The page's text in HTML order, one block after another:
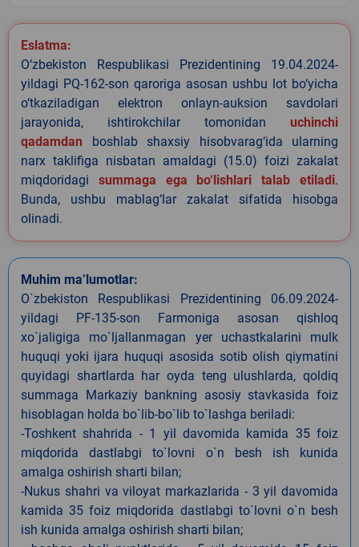
Eslatma:
O‘zbekiston Respublikasi Prezidentining 19.04.2024-
yildagi PQ-162-son qaroriga asosan ushbu lot bo‘yicha
o‘tkaziladigan elektron onlayn-auksion savdolari
jarayonida, ishtirokchilar tomonidan uchinchi
qadamdan boshlab shaxsiy hisobvarag‘ida ularning
narx taklifiga nisbatan amaldagi (15.0) foizi zakalat
miqdoridagi summaga ega bo‘lishlari talab etiladi.
Bunda, ushbu mablag‘lar zakalat sifatida hisobga
olinadi.
Muhim ma’lumotlar:
O`zbekiston Respublikasi Prezidentining 06.09.2024-
yildagi PF-135-son Farmoniga asosan qishloq
xo`jaligiga mo`ljallanmagan yer uchastkalarini mulk
huquqi yoki ijara huquqi asosida sotib olish qiymatini
quyidagi shartlarda har oyda teng ulushlarda, qoldiq
summaga Markaziy bankning asosiy stavkasida foiz
hisoblagan holda bo`lib-bo`lib to`lashga beriladi:
-Toshkent shahrida - 1 yil davomida kamida 35 foiz
miqdorida dastlabgi to`lovni o`n besh ish kunida
amalga oshirish sharti bilan;
-Nukus shahri va viloyat markazlarida - 3 yil davomida
kamida 35 foiz miqdorida dastlabgi to`lovni o`n besh
ish kunida amalga oshirish sharti bilan;